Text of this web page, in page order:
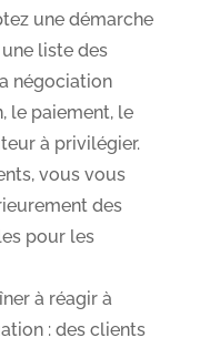
une démarche
liste des
négociation
le paiement, le
à privilégier.
vous vous
des
pour les
à réagir à
: des clients